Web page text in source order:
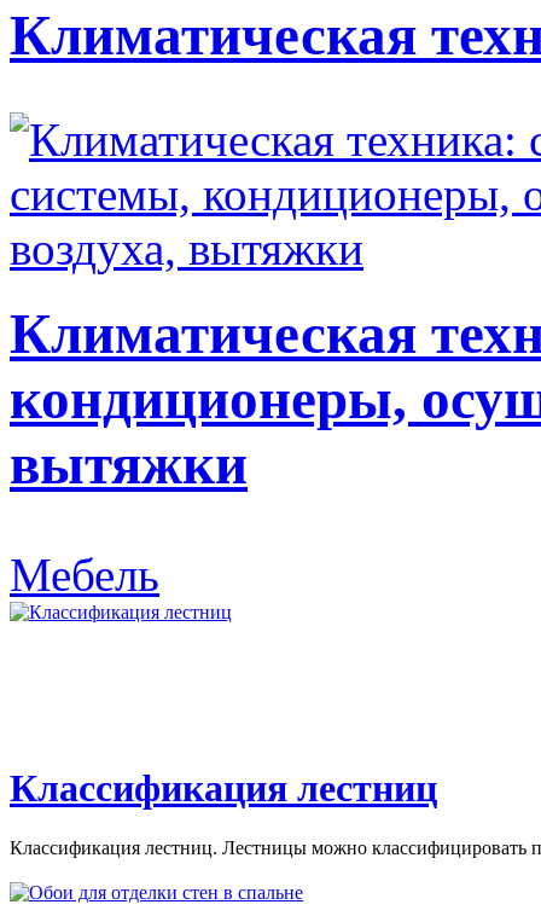
Климатическая
Климатическая
кондиционеры,
вытяжки
Мебель
Классификация лестниц
Классификация лестниц. Лестницы можно классифицировать